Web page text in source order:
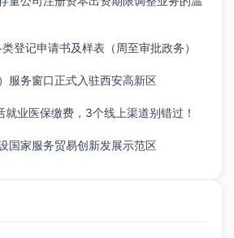
登记申请书及样表（周至审批政务）
服务窗口正式入驻西安高新区
业医保缴费，3个线上渠道别错过！
国家服务贸易创新发展示范区